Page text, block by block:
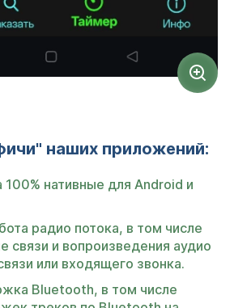
наших приложений:
нативные для Android и
радио потока, в том числе
связи и вопроизведения аудио
или входящего звонка.
Bluetooth, в том числе